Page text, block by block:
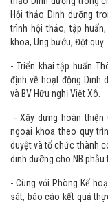
- Phối hợp với các đơn
trong chăm sóc bệnh
thảo Dinh dưỡng trong
Hội thảo Dinh dưỡng
trình hội thảo, tập
khoa, Ung bướu, Đột quỵ…
- Triển khai tập huấn
định về hoạt động
và BV Hữu nghị Việt Xô.
- Xây dựng hoàn thiện
ngoại khoa theo quy
duyệt và tổ chức thành
dinh dưỡng cho NB phẫu